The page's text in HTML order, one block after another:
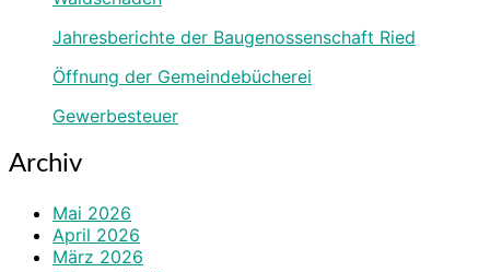
Jahresberichte der Baugenossenschaft Ried
Öffnung der Gemeindebücherei
Gewerbesteuer
Archiv
Mai 2026
April 2026
März 2026